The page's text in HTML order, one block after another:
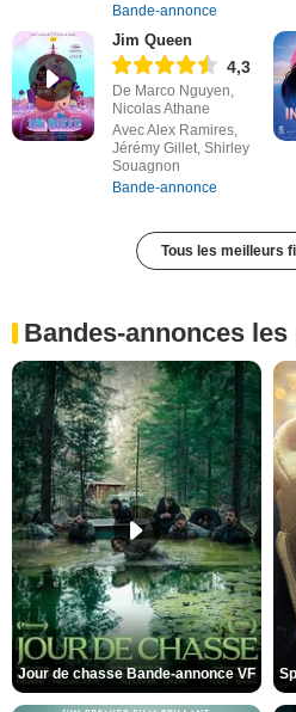
Bande-annonce
Jim Queen
4,3
De Marco Nguyen,
Nicolas Athane
Avec Alex Ramires,
Jérémy Gillet, Shirley
Souagnon
Bande-annonce
Tous les meilleurs
Bandes-annonces
Jour de chasse Bande-annonce VF